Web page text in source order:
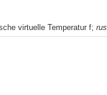
virtuelle Temperatur f; rus